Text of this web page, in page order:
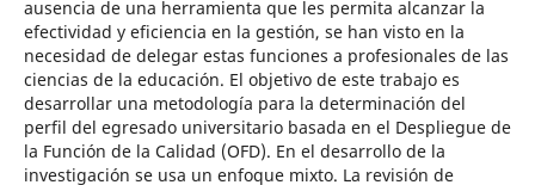
ausencia de una herramienta que les permita alcanzar la
efectividad y eficiencia en la gestión, se han visto en la
necesidad de delegar estas funciones a profesionales de las
ciencias de la educación. El objetivo de este trabajo es
desarrollar una metodología para la determinación del
perfil del egresado universitario basada en el Despliegue de
la Función de la Calidad (OFD). En el desarrollo de la
investigación se usa un enfoque mixto. La revisión de